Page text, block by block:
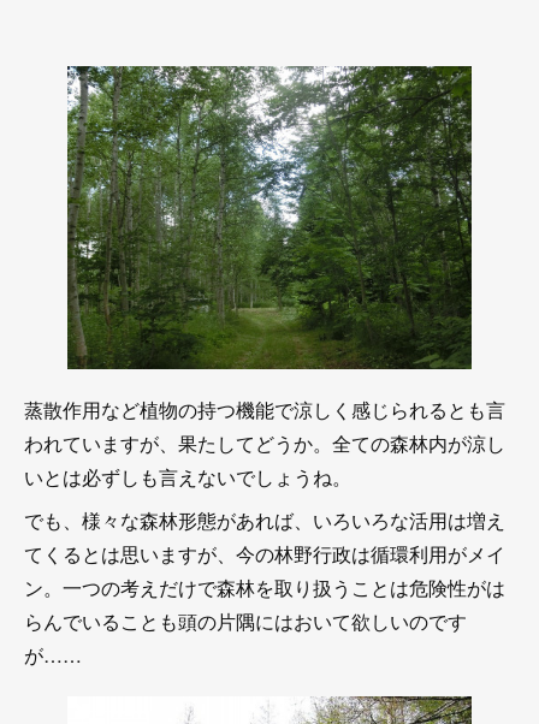
蒸散作用など植物の持つ機能で涼しく感じられるとも言
われていますが、果たしてどうか。全ての森林内が涼し
いとは必ずしも言えないでしょうね。
でも、様々な森林形態があれば、いろいろな活用は増え
てくるとは思いますが、今の林野行政は循環利用がメイ
ン。一つの考えだけで森林を取り扱うことは危険性がは
らんでいることも頭の片隅にはおいて欲しいのです
が……